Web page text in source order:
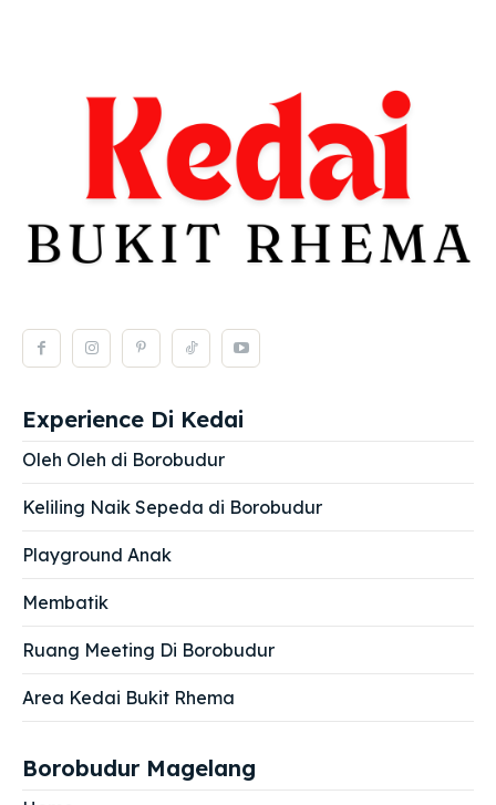
Experience Di Kedai
Oleh Oleh di Borobudur
Keliling Naik Sepeda di Borobudur
Playground Anak
Membatik
Ruang Meeting Di Borobudur
Area Kedai Bukit Rhema
Borobudur Magelang